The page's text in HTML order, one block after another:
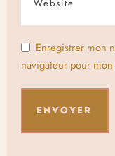
Enregistrer mon
navigateur pour